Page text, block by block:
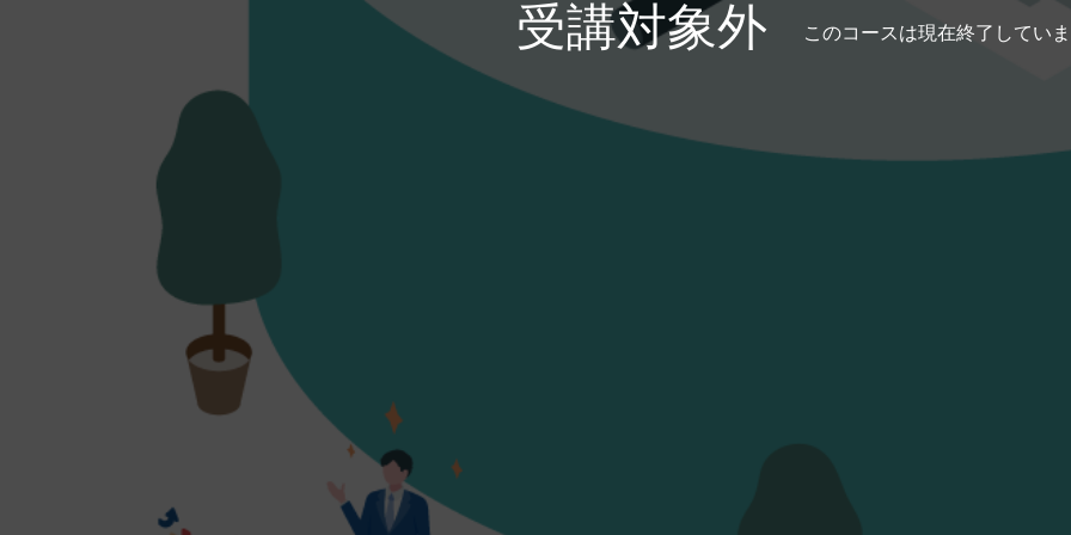
受講対象外 このコースは現在終了してい